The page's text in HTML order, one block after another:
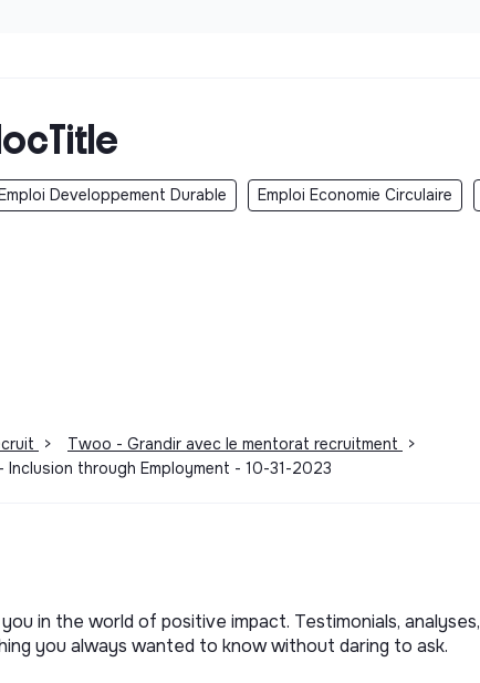
Developpement Durable Emploi Economie Circulaire
> Twoo - Grandir avec le mentorat recruitment
>
through Employment - 10-31-2023
in the world of positive impact. Testimonials, analyses,
you always wanted to know without daring to ask.